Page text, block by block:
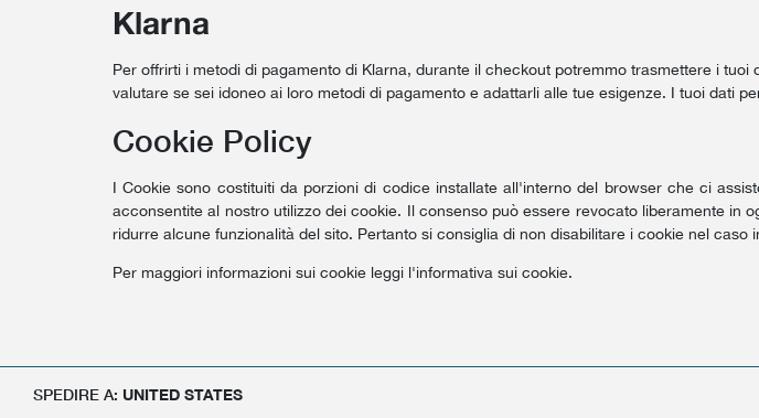
Klarna
Per offrirti i metodi di pagamento di Klarna, durante il checkout potremmo trasmettere i
valutare se sei idoneo ai loro metodi di pagamento e adattarli alle tue esigenze. I tuoi dati
Cookie Policy
I Cookie sono costituiti da porzioni di codice installate all'interno del browser che ci
acconsentite al nostro utilizzo dei cookie. Il consenso può essere revocato liberamente in
ridurre alcune funzionalità del sito. Pertanto si consiglia di non disabilitare i cookie nel
Per maggiori informazioni sui cookie leggi l'informativa sui cookie.
SPEDIRE A: UNITED STATES